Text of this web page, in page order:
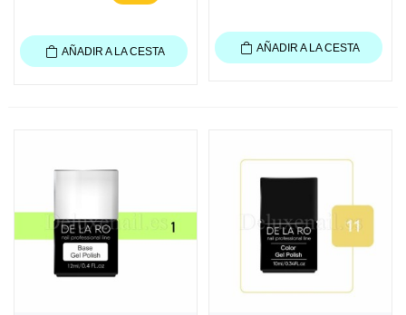
AÑADIR A LA CESTA AÑADIR A LA CESTA